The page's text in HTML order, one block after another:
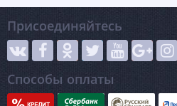
Присоединяйтесь
Способы оплаты